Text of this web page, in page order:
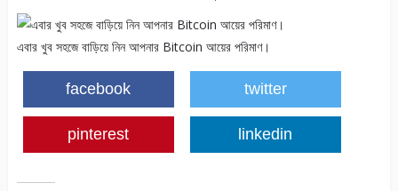
এবার খুব সহজে বাড়িয়ে নিন আপনার Bitcoin আয়ের পরিমাণ।
facebook twitter
pinterest linkedin